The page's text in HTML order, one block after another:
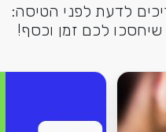
לדעת לפני הטיסה:
שיחסכו לכם זמן וכסף!